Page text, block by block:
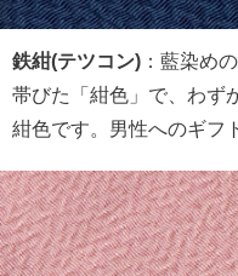
鉄紺(テツコン) ：藍染め
帯びた「紺色」で、わず
紺色です。男性へのギフ